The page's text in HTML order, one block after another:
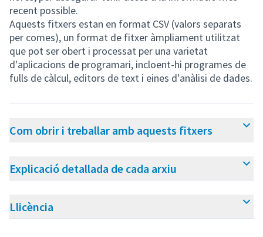
recent possible.
Aquests fitxers estan en format CSV (valors separats
per comes), un format de fitxer àmpliament utilitzat
que pot ser obert i processat per una varietat
d'aplicacions de programari, incloent-hi programes de
fulls de càlcul, editors de text i eines d'anàlisi de dades.
Com obrir i treballar amb aquests fitxers
Explicació detallada de cada arxiu
Llicència